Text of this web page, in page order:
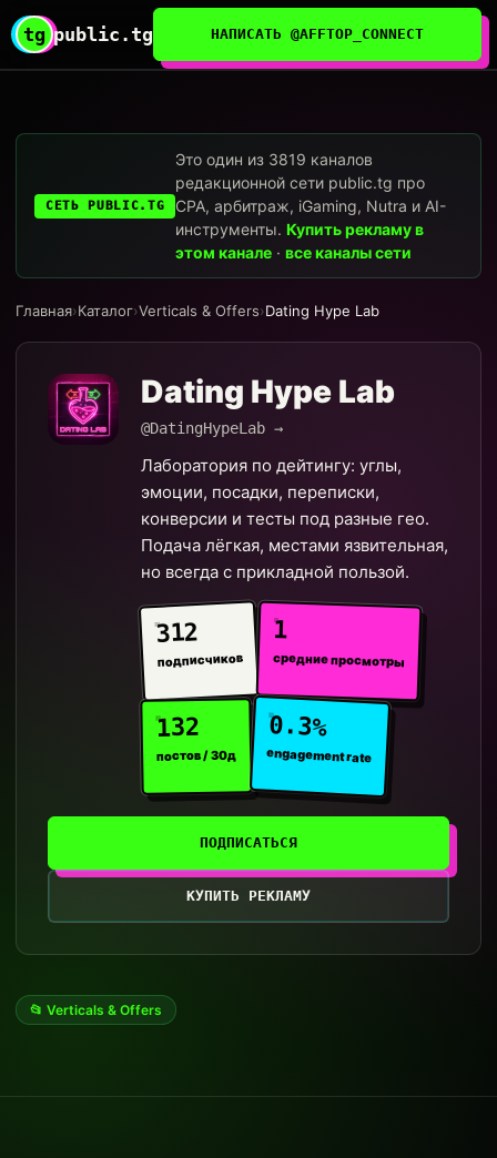
tg public.tg НАПИСАТЬ @AFFTOP_CONNECT
СЕТЬ PUBLIC.TG
Это один из 3819 каналов
редакционной сети public.tg про
CPA, арбитраж, iGaming, Nutra и AI-
инструменты.Купить рекламу в
этом канале ·все каналы сети
Главная›Каталог›Verticals & Offers›Dating Hype Lab
Dating Hype Lab
@DatingHypeLab →
Лаборатория по дейтингу: углы,
эмоции, посадки, переписки,
конверсии и тесты под разные гео.
Подача лёгкая, местами язвительная,
но всегда с прикладной пользой.
312
подписчиков
1
средние просмотры
132
постов / 30д
0.3%
engagement rate
ПОДПИСАТЬСЯ
КУПИТЬ РЕКЛАМУ
📂 Verticals & Offers